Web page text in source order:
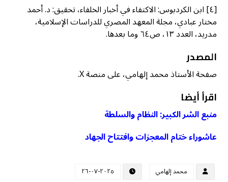
[٤] ابن الكردبوس: الاكتفاء في أخبار الخلفاء، تحقيق: د. أحمد
مختار عبادي، مجلة المعهد المصري للدراسات الإسلامية،
مدريد، العدد ١٣، ص٦٤ وما بعدها.
المصدر
صفحة الأستاذ محمد إلهامي، على منصة X.
اقرأ أيضا
منبع الشر الكبير: النظام والسلطة
عاشوراء ختام المعجزات وافتتاح الجهاد
محمد إلهامي
٢٠٢٥-٠٧-٢٦